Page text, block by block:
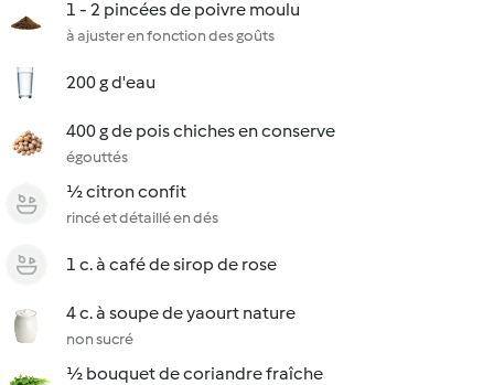
1 - 2 pincées de poivre moulu
à ajuster en fonction des goûts
200 g d'eau
400 g de pois chiches en conserve
égouttés
½ citron confit
rincé et détaillé en dés
1 c. à café de sirop de rose
4 c. à soupe de yaourt nature
non sucré
½ bouquet de coriandre fraîche